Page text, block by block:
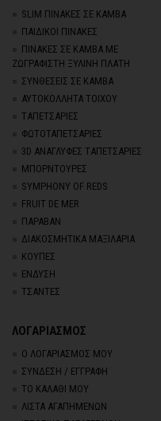
SLIM ΠΙΝΑΚΕΣ ΣΕ ΚΑΜΒΑ
ΠΑΙΔΙΚΟΙ ΠΙΝΑΚΕΣ
ΠΙΝΑΚΕΣ ΣΕ ΚΑΜΒΑ ΜΕ
ΖΩΓΡΑΦΙΣΤΗ ΞΥΛΙΝΗ ΠΛΑΤΗ
ΣΥΝΘΕΣΕΙΣ ΣΕ ΚΑΜΒΑ
ΑΥΤΟΚΟΛΛΗΤΑ ΤΟΙΧΟΥ
TΑΠΕΤΣΑΡΙΕΣ
ΦΩΤΟΤΑΠΕΤΣΑΡΙΕΣ
3D AΝΑΓΛΥΦΕΣ TΑΠΕΤΣΑΡΙΕΣ
ΜΠΟΡΝΤΟΥΡΕΣ
SYMPHONY OF REDS
FRUIT DE MER
ΠΑΡΑΒΑΝ
ΔΙΑΚΟΣΜΗΤΙΚΑ ΜΑΞΙΛΑΡΙΑ
ΚΟΥΠΕΣ
ΕΝΔΥΣΗ
ΤΣΑΝΤΕΣ
ΛΟΓΑΡΙΑΣΜΟΣ
Ο ΛΟΓΑΡΙΑΣΜΟΣ ΜΟΥ
ΣΥΝΔΕΣΗ / ΕΓΓΡΑΦΗ
ΤΟ ΚΑΛΑΘΙ ΜΟΥ
ΛΙΣΤΑ ΑΓΑΠΗΜΕΝΩΝ